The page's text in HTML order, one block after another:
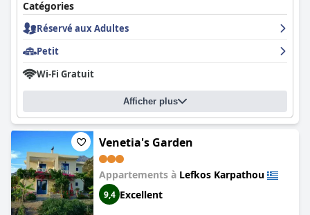
Catégories
Réservé aux Adultes
Petit
Wi-Fi Gratuit
Afficher plus
Venetia's Garden
Appartements à Lefkos Karpathou
9,4 Excellent